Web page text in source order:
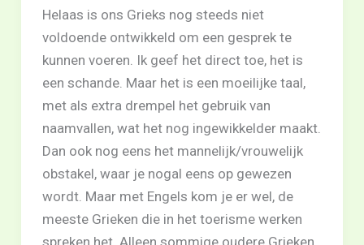
Helaas is ons Grieks nog steeds niet
voldoende ontwikkeld om een gesprek te
kunnen voeren. Ik geef het direct toe, het is
een schande. Maar het is een moeilijke taal,
met als extra drempel het gebruik van
naamvallen, wat het nog ingewikkelder maakt.
Dan ook nog eens het mannelijk/vrouwelijk
obstakel, waar je nogal eens op gewezen
wordt. Maar met Engels kom je er wel, de
meeste Grieken die in het toerisme werken
spreken het. Alleen sommige oudere Grieken